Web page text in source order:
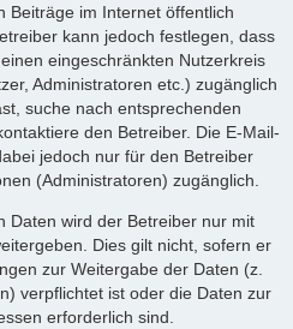
Beiträge im Internet öffentlich
kann jedoch festlegen, dass
eingeschränkten Nutzerkreis
Administratoren etc.) zugänglich
suche nach entsprechenden
den Betreiber. Die E-Mail-
jedoch nur für den Betreiber
(Administratoren) zugänglich.
Daten wird der Betreiber nur mit
Dies gilt nicht, sofern er
zur Weitergabe der Daten (z.
verpflichtet ist oder die Daten zur
erforderlich sind.